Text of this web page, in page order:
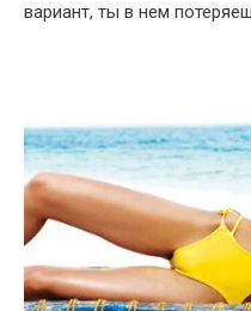
вариант, ты в нем